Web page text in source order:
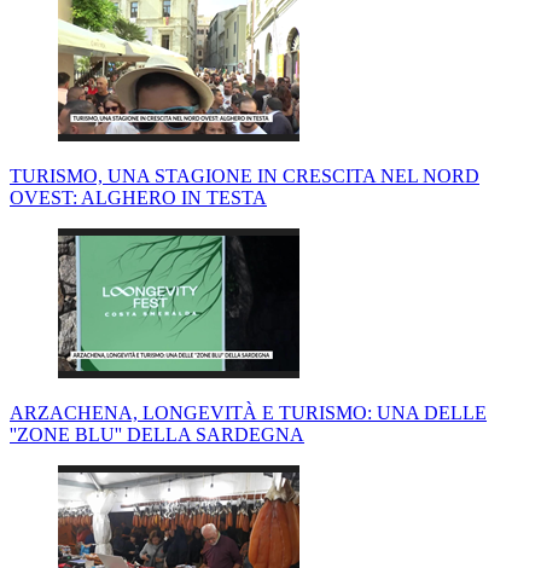
TURISMO, UNA STAGIONE IN CRESCITA NEL NORD
OVEST: ALGHERO IN TESTA
ARZACHENA, LONGEVITÀ E TURISMO: UNA DELLE
''ZONE BLU'' DELLA SARDEGNA